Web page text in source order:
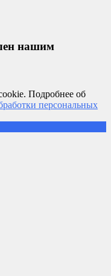
нашим
Подробнее об
персональных